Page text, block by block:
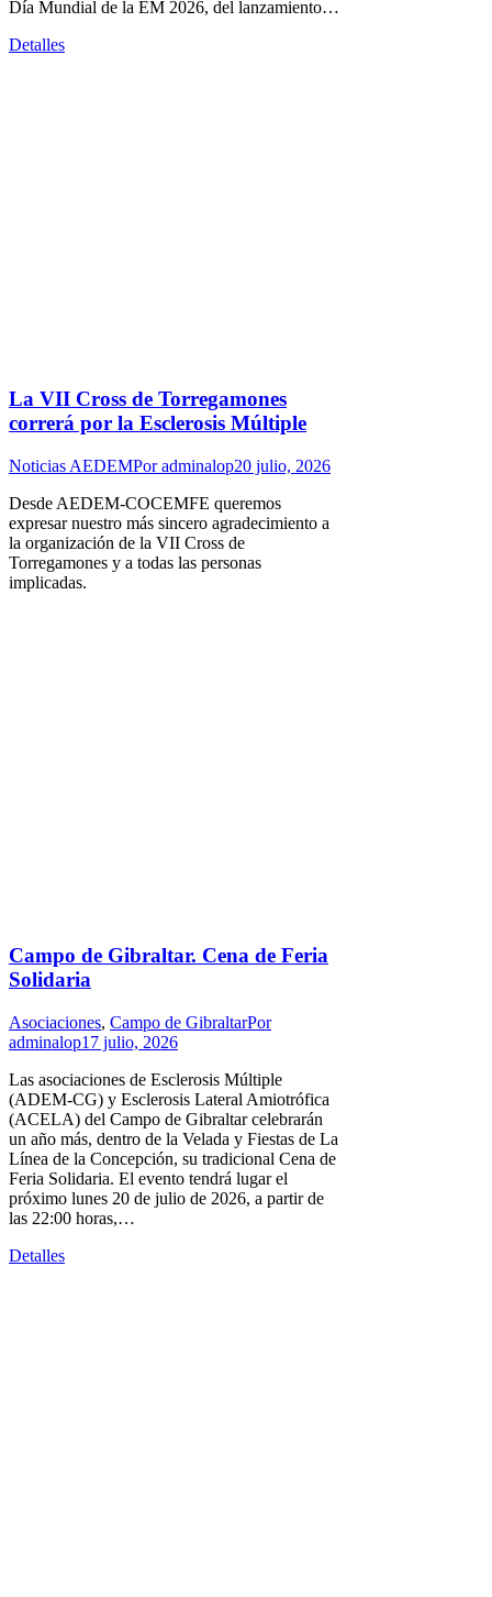
Día Mundial de la EM 2026, del lanzamiento…
Detalles
La VII Cross de Torregamones
correrá por la Esclerosis Múltiple
Noticias AEDEMPoradminalop20 julio, 2026
Desde AEDEM-COCEMFE queremos
expresar nuestro más sincero agradecimiento a
la organización de la VII Cross de
Torregamones y a todas las personas
implicadas.
Campo de Gibraltar. Cena de Feria
Solidaria
Asociaciones, Campo de GibraltarPor
adminalop17 julio, 2026
Las asociaciones de Esclerosis Múltiple
(ADEM-CG) y Esclerosis Lateral Amiotrófica
(ACELA) del Campo de Gibraltar celebrarán
un año más, dentro de la Velada y Fiestas de La
Línea de la Concepción, su tradicional Cena de
Feria Solidaria. El evento tendrá lugar el
próximo lunes 20 de julio de 2026, a partir de
las 22:00 horas,…
Detalles